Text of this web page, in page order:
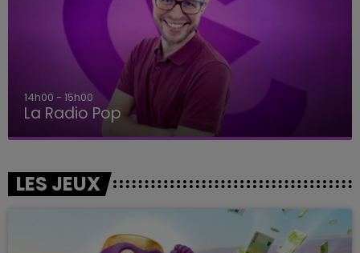
14h00 - 15h00
La Radio Pop
LES JEUX